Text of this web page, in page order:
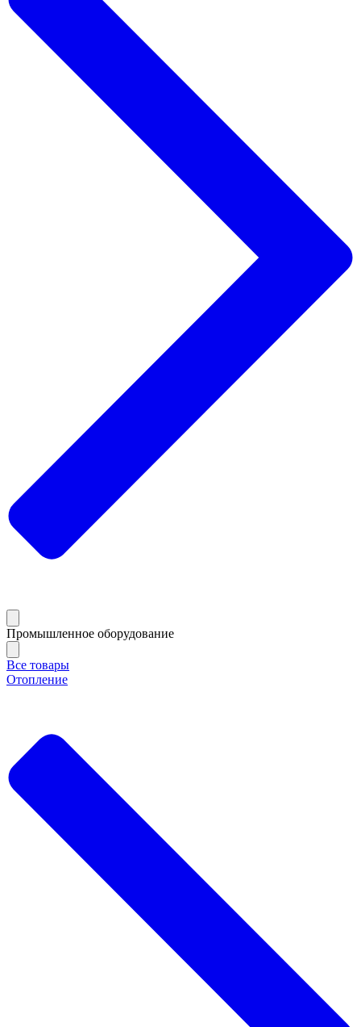
Промышленное оборудование
Все товары
Отопление